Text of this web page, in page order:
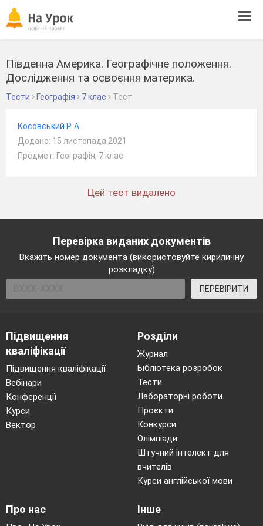
Південна Америка. Географічне положення.
Дослідження та освоєння материка.
Тести Географія 7 клас Тест
Косовський Р. А.
Додано: 15 листопада 2021
Предмет: Географія, 7 клас
Цей тест видалено
Перевірка виданих документів
Вкажіть номер документа (використовуйте кириличну
розкладку)
ПЕРЕВІРИТИ
Підвищення
кваліфікації
Підвищення кваліфікації
Вебінари
Конференції
Курси
Вектор
Розділи
Журнал
Бібліотека розробок
Тести
Лабораторні роботи
Проєкти
Конкурси
Олімпіади
Штучний інтелект для
вчителів
Курси англійської мови
Про нас Інше